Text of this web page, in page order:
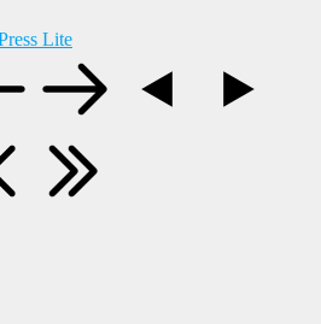
Lite